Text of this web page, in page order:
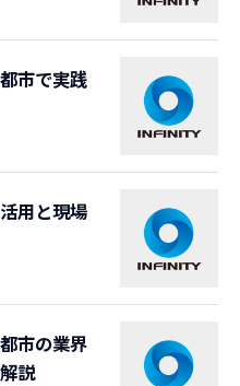
市で実践
用と現場
市の業界
説